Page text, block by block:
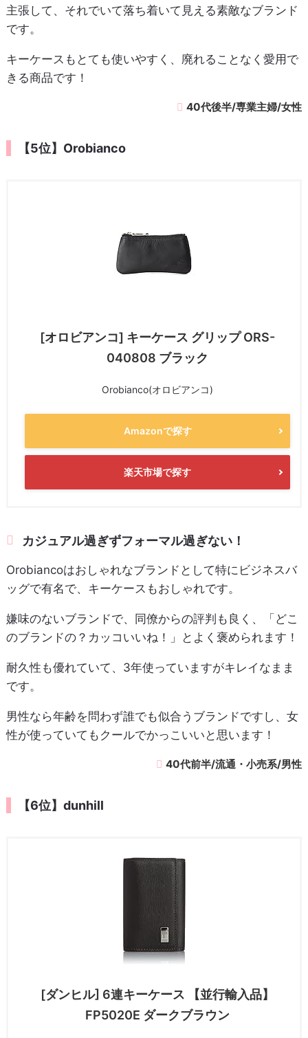
主張して、それでいて落ち着いて見える素敵なブランド
です。
キーケースもとても使いやすく、廃れることなく愛用で
きる商品です！
40代後半/専業主婦/女性
【5位】Orobianco
[オロビアンコ] キーケース グリップ ORS-
040808 ブラック
Orobianco(オロビアンコ)
Amazonで探す
楽天市場で探す
カジュアル過ぎずフォーマル過ぎない！
Orobiancoはおしゃれなブランドとして特にビジネスバ
ッグで有名で、キーケースもおしゃれです。
嫌味のないブランドで、同僚からの評判も良く、「どこ
のブランドの？カッコいいね！」とよく褒められます！
耐久性も優れていて、3年使っていますがキレイなまま
です。
男性なら年齢を問わず誰でも似合うブランドですし、女
性が使っていてもクールでかっこいいと思います！
40代前半/流通・小売系/男性
【6位】dunhill
[ダンヒル] 6連キーケース 【並行輸入品】
FP5020E ダークブラウン